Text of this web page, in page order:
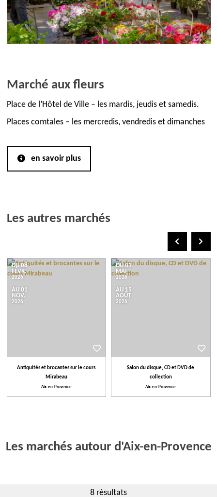
Marché aux fleurs
Place de l’Hôtel de Ville – les mardis, jeudis et samedis.
Places comtales – les mercredis, vendredis et dimanches
en savoir plus
Les autres marchés
DU 08
FÉVR.
2026
AU 01
NOV.
2026
Antiquités et brocantes sur le cours
Mirabeau
Aix-en-Provence
DU 01
MAI
2026
AU 15
AOÛT
2026
Salon du disque, CD et DVD de
collection
Aix-en-Provence
Les marchés autour d'Aix-en-Provence
8 résultats